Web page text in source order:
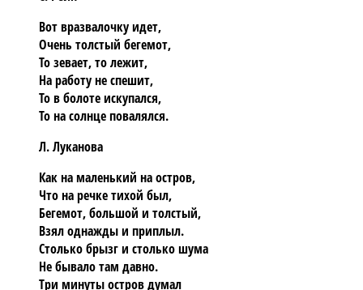
Вот вразвалочку идет,
Очень толстый бегемот,
То зевает, то лежит,
На работу не спешит,
То в болоте искупался,
То на солнце повалялся.
Л. Луканова
Как на маленький на остров,
Что на речке тихой был,
Бегемот, большой и толстый,
Взял однажды и приплыл.
Столько брызг и столько шума
Не бывало там давно.
Три минуты остров думал